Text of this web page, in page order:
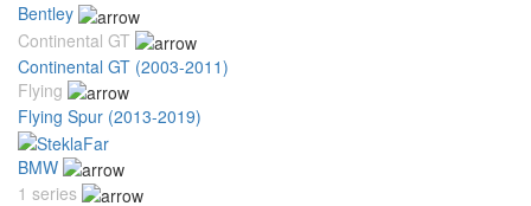
Bentley
Continental GT
Continental GT (2003-2011)
Flying
Flying Spur (2013-2019)
BMW
1 series